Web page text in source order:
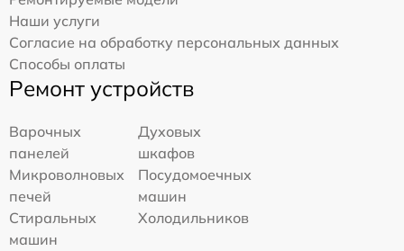
Наши услуги
Согласие на обработку персональных данных
Способы оплаты
Ремонт устройств
Варочных
панелей
Духовых
шкафов
Микроволновых
печей
Посудомоечных
машин
Стиральных
машин
Холодильников